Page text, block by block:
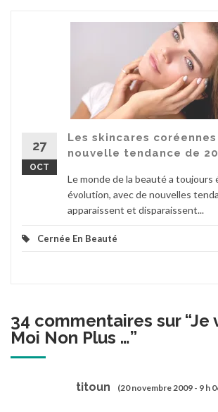
27
OCT
Les skincares
nouvelle tendance de
Le monde de la beauté a
évolution, avec de nouvelles
apparaissent et disparaissent...
Cernée En Beauté
34 commentaires sur “Je
Moi Non Plus …”
titoun (20 novembre 2009 - 9 h